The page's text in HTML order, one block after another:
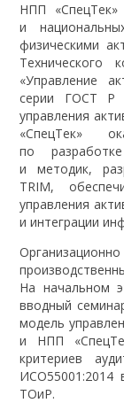
НПП «СпецТек»
и
физическими
«Управление
серии ГОСТ Р
управления
«СпецТек»
по
и методик,
TRIM,
управления
и интеграции
На начальном
вводный
модель
и НПП
критериев
ИСО55001:2014
ТОиР.